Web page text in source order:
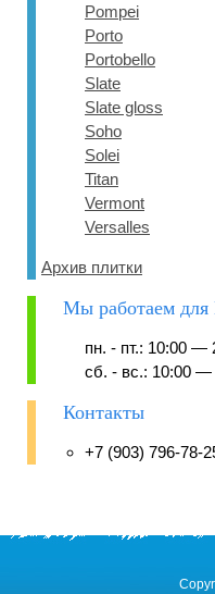
Pompei
Porto
Portobello
Slate
Slate gloss
Soho
Solei
Titan
Vermont
Versalles
Архив плитки
Мы работаем для
пн. - пт.: 10:00 —
сб. - вс.: 10:00 —
Контакты
+7 (903) 796-78-